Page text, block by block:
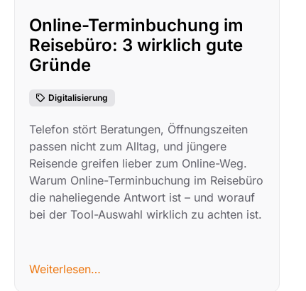
Online-Terminbuchung im
Reisebüro: 3 wirklich gute
Gründe
Digitalisierung
Telefon stört Beratungen, Öffnungszeiten
passen nicht zum Alltag, und jüngere
Reisende greifen lieber zum Online-Weg.
Warum Online-Terminbuchung im Reisebüro
die naheliegende Antwort ist – und worauf
bei der Tool-Auswahl wirklich zu achten ist.
Weiterlesen…